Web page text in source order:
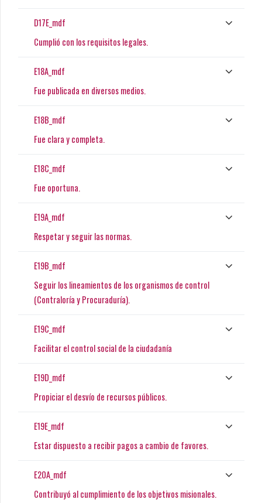
D17E_mdf
Cumplió con los requisitos legales.
E18A_mdf
Fue publicada en diversos medios.
E18B_mdf
Fue clara y completa.
E18C_mdf
Fue oportuna.
E19A_mdf
Respetar y seguir las normas.
E19B_mdf
Seguir los lineamientos de los organismos de control
(Contraloría y Procuraduría).
E19C_mdf
Facilitar el control social de la ciudadanía
E19D_mdf
Propiciar el desvío de recursos públicos.
E19E_mdf
Estar dispuesto a recibir pagos a cambio de favores.
E20A_mdf
Contribuyó al cumplimiento de los objetivos misionales.